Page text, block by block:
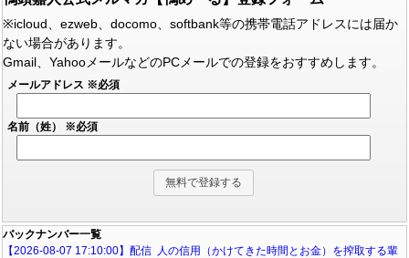
※icloud、ezweb、docomo、softbank等の携帯電話アドレスには届か
ない場合があります。
Gmail、YahooメールなどのPCメールでの登録をおすすめします。
メールアドレス ※必須
名前（姓） ※必須
バックナンバー一覧
【2026-08-07 17:10:00】配信 人の信用（かけてきた時間とお金）を搾取する輩